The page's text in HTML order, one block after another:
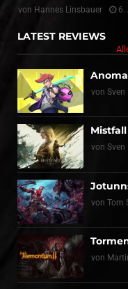
von Hannes Linsbauer 6.
LATEST REVIEWS
von Sven
von Sven
von Tom
von